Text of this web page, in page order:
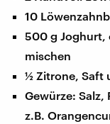
10
500 g Joghurt,
mischen
½ Zitrone, Saft
Gewürze:
z.B.